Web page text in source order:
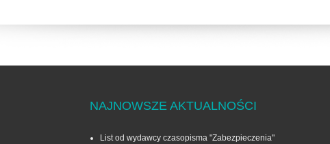
NAJNOWSZE AKTUALNOŚCI
List od wydawcy czasopisma "Zabezpieczenia"